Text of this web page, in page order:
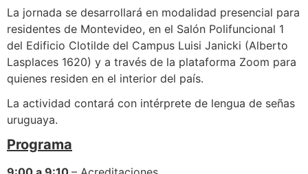
La jornada se desarrollará en modalidad presencial para
residentes de Montevideo, en el Salón Polifuncional 1
del Edificio Clotilde del Campus Luisi Janicki (Alberto
Lasplaces 1620) y a través de la plataforma Zoom para
quienes residen en el interior del país.
La actividad contará con intérprete de lengua de señas
uruguaya.
Programa